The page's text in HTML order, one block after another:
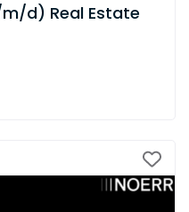
d) Real Estate